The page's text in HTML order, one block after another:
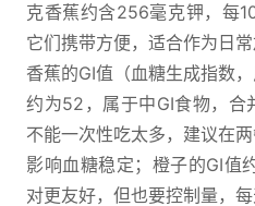
克香蕉约含256毫克钾，每
它们携带方便，适合作为日
香蕉的GI值（血糖生成指数
约为52，属于中GI食物，合
不能一次性吃太多，建议在
影响血糖稳定；橙子的GI值
对更友好，但也要控制量，每